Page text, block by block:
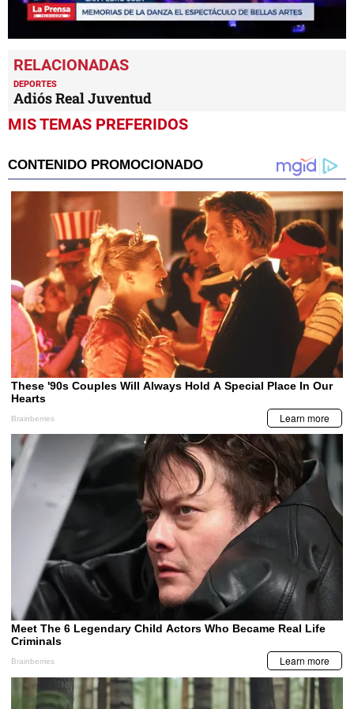
seconds
of
2
minutes,
21
seconds
DEPORTES
Adiós Real Juventud
MIS TEMAS PREFERIDOS